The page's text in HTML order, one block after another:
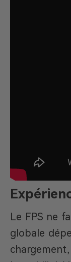
Le FPS ne
globale